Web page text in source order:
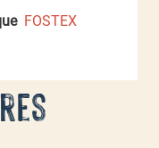
FOSTEX